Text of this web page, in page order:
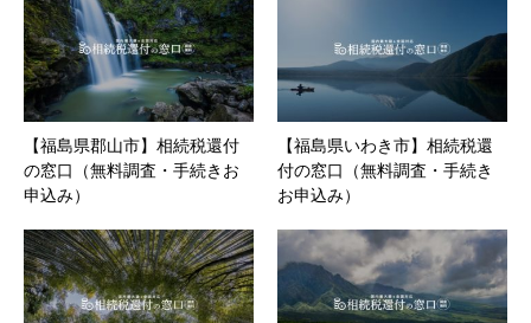
【福島県郡山市】相続税還付
の窓口（無料調査・手続きお
申込み）
【福島県いわき市】相続税還
付の窓口（無料調査・手続き
お申込み）